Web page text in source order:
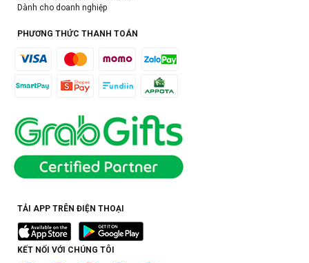
Dành cho doanh nghiệp
PHƯƠNG THỨC THANH TOÁN
TẢI APP TRÊN ĐIỆN THOẠI
KẾT NỐI VỚI CHÚNG TÔI